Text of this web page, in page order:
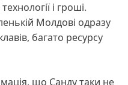
і гроші.
Молдові одразу
багато ресурсу
що Санду таки не